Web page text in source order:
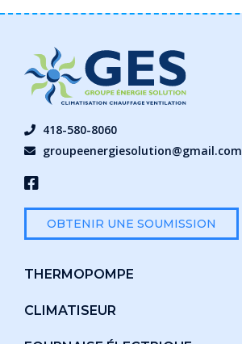
418-580-8060
groupeenergiesolution@gmail.com
OBTENIR UNE SOUMISSION
THERMOPOMPE
CLIMATISEUR